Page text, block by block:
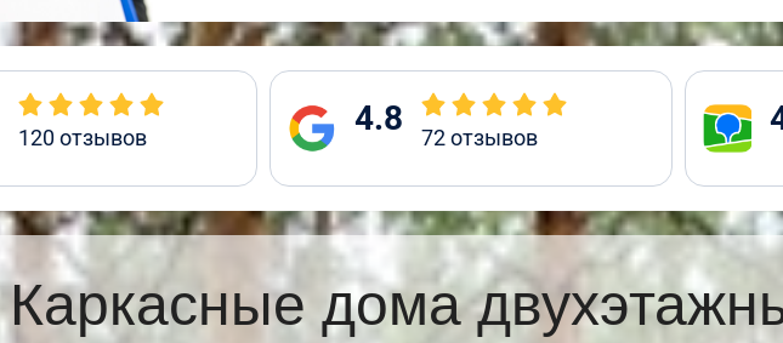
120отзывов 4.8 72отзывов
Каркасные дома